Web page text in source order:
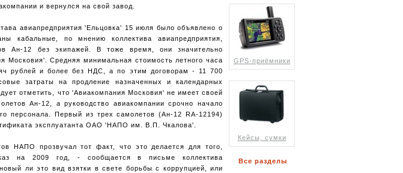
и вернулся на свой завод.
авиапредприятия 'Ельцовка' 15 июля было объявлено о
кабальные, по мнению коллектива авиапредприятия,
Ан-12 без экипажей. В тоже время, они значительно
Московия'. Средняя минимальная стоимость летного часа
рублей и более без НДС, а по этим договорам - 11 700
затраты на продление назначенных и календарных
отметить, что 'Авиакомпания Московия' не имеет своей
Ан-12, а руководство авиакомпании срочно начало
персонала. Первый из трех самолетов (Ан-12 RA-12194)
эксплуатанта ОАО 'НАПО им. В.П. Чкалова'.
НАПО прозвучал тот факт, что это делается для того,
на 2009 год, - сообщается в письме коллектива
ли это вид взятки в свете борьбы с коррупцией, или
GPS-приёмники
Кейсы, сумки
Все разделы